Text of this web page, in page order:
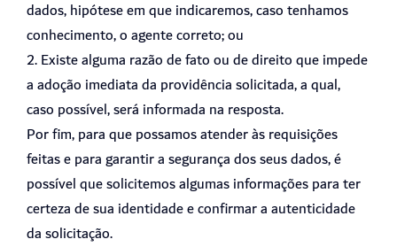
dados, hipótese em que indicaremos, caso tenhamos
conhecimento, o agente correto; ou
2. Existe alguma razão de fato ou de direito que impede
a adoção imediata da providência solicitada, a qual,
caso possível, será informada na resposta.
Por fim, para que possamos atender às requisições
feitas e para garantir a segurança dos seus dados, é
possível que solicitemos algumas informações para ter
certeza de sua identidade e confirmar a autenticidade
da solicitação.